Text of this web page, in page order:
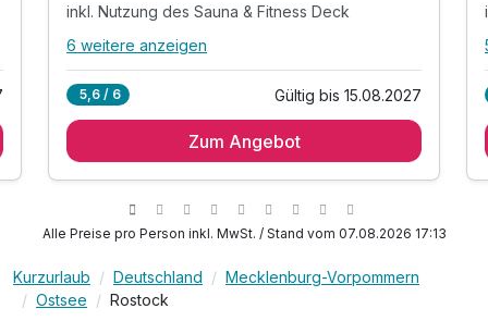
inkl. Nutzung des Sauna & Fitness Deck
Alle Inklusivleistungen
1 x reichhaltiges Frühstücksbuffet
mit finnischer Sauna, Heusauna, Dampfbad
& Sonnenterrasse mit Blick über den Stadthafen
Bademantel, Saunatuch & Badeslipper auf
6 weitere anzeigen
5,6 / 6 Gültig bis 15.08.2027
Zum Angebot
Alle Preise pro Person inkl. MwSt. / Stand vom 07.08.2026 17:13
Kurzurlaub Deutschland
Mecklenburg-Vorpommern
Ostsee
Rostock